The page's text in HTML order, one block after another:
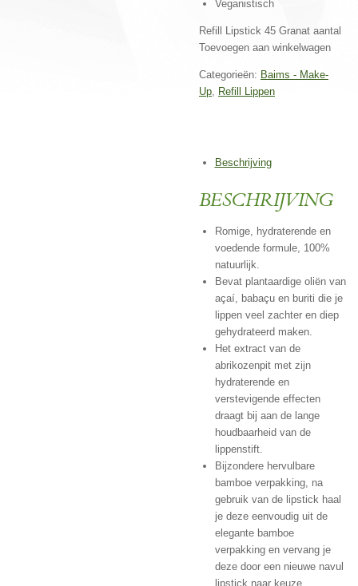
Veganistisch
Refill Lipstick 45 Granat aantal
Toevoegen aan winkelwagen
Categorieën: Baims - Make-
Up Refill Lippen
Beschrijving
BESCHRIJVING
Romige, hydraterende en
voedende formule, 100%
natuurlijk.
Bevat plantaardige oliën van
açaí, babaçu en buriti die je
lippen veel zachter en diep
gehydrateerd maken.
Het extract van de
abrikozenpit met zijn
hydraterende en
verstevigende effecten
draagt bij aan de lange
houdbaarheid van de
lippenstift.
Bijzondere hervulbare
bamboe verpakking, na
gebruik van de lipstick haal
je deze eenvoudig uit de
elegante bamboe
verpakking en vervang je
deze door een nieuwe navul
lipstick naar keuze.